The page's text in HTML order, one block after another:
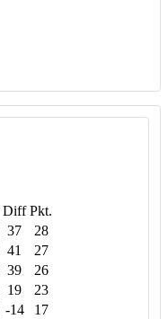
Diff Pkt.
37
28
41
27
39
26
19
23
-14
17